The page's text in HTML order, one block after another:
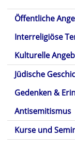
Öffentliche
Interreligiöse
Kulturelle
Jüdische
Gedenken &
Antisemitismus
Kurse und